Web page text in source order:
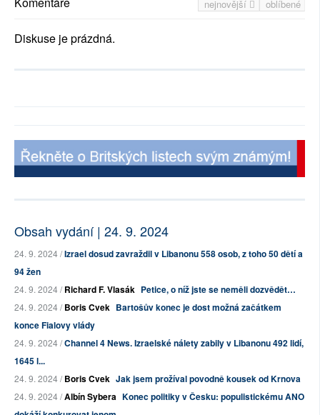
nejnovější oblíbené
Diskuse je prázdná.
Obsah vydání | 24. 9. 2024
24. 9. 2024 /Izrael dosud zavraždil v Libanonu 558 osob, z toho 50 dětí a
94 žen
24. 9. 2024 /Richard F. Vlasák Petice, o níž jste se neměli dozvědět…
24. 9. 2024 /Boris Cvek Bartošův konec je dost možná začátkem
konce Fialovy vlády
24. 9. 2024 /Channel 4 News. Izraelské nálety zabily v Libanonu 492 lidí,
1645 l...
24. 9. 2024 /Boris Cvek Jak jsem prožíval povodně kousek od Krnova
24. 9. 2024 /Albín Sybera Konec politiky v Česku: populistickému ANO